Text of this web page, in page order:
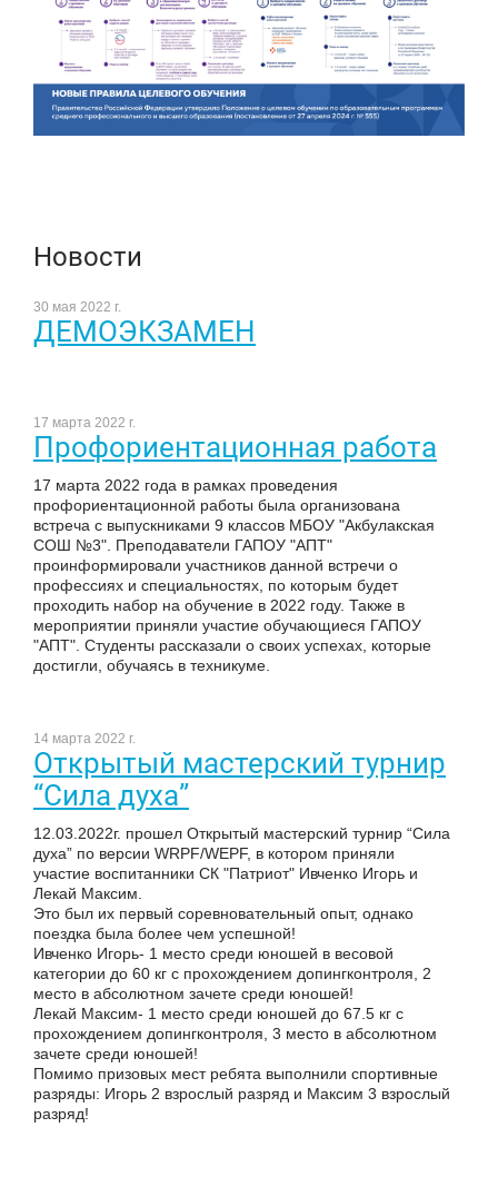
Новости
30 мая 2022 г.
ДЕМОЭКЗАМЕН
17 марта 2022 г.
Профориентационная работа
17 марта 2022 года в рамках проведения
профориентационной работы была организована
встреча с выпускниками 9 классов МБОУ "Акбулакская
СОШ №3". Преподаватели ГАПОУ "АПТ"
проинформировали участников данной встречи о
профессиях и специальностях, по которым будет
проходить набор на обучение в 2022 году. Также в
мероприятии приняли участие обучающиеся ГАПОУ
"АПТ". Студенты рассказали о своих успехах, которые
достигли, обучаясь в техникуме.
14 марта 2022 г.
Открытый мастерский турнир
“Сила духа”
12.03.2022г. прошел Открытый мастерский турнир “Сила
духа” по версии WRPF/WEPF, в котором приняли
участие воспитанники СК "Патриот" Ивченко Игорь и
Лекай Максим.
Это был их первый соревновательный опыт, однако
поездка была более чем успешной!
Ивченко Игорь- 1 место среди юношей в весовой
категории до 60 кг с прохождением допингконтроля, 2
место в абсолютном зачете среди юношей!
Лекай Максим- 1 место среди юношей до 67.5 кг с
прохождением допингконтроля, 3 место в абсолютном
зачете среди юношей!
Помимо призовых мест ребята выполнили спортивные
разряды: Игорь 2 взрослый разряд и Максим 3 взрослый
разряд!